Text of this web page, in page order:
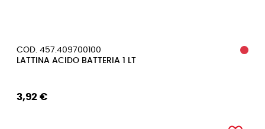
COD. 457.409700100
LATTINA ACIDO BATTERIA 1 LT
3,92 €